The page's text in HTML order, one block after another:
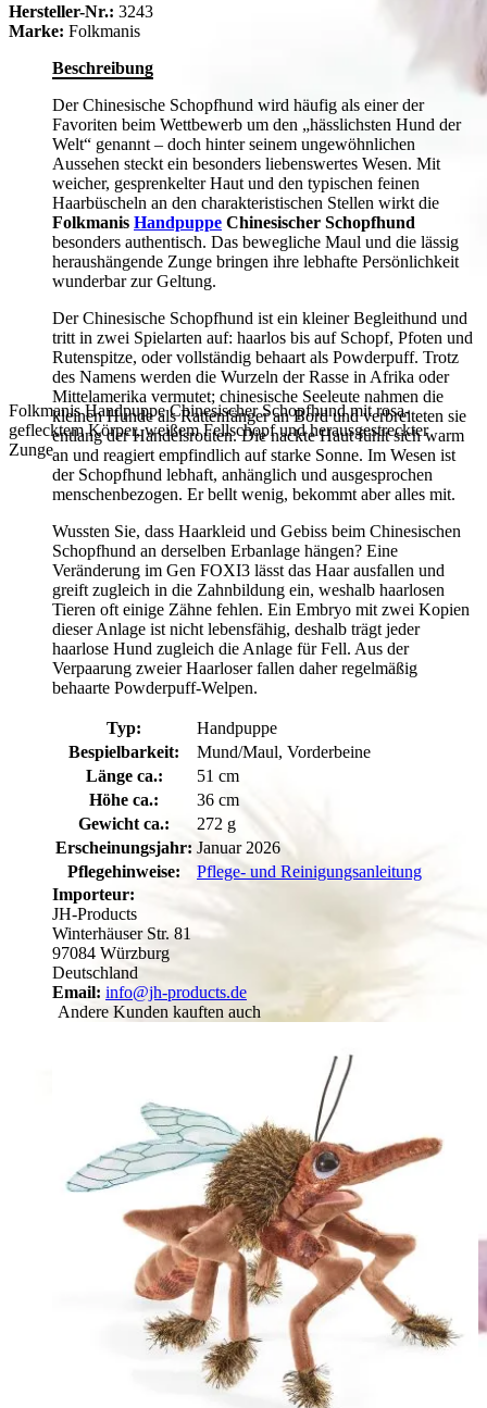
Folkmanis Handpuppe Chinesischer Schopfhund mit rosa-
geflecktem Körper, weißem Fellschopf und herausgestreckter
Zunge
Hersteller-Nr.: 3243
Marke: Folkmanis
Beschreibung
Der Chinesische Schopfhund wird häufig als einer der
Favoriten beim Wettbewerb um den „hässlichsten Hund der
Welt“ genannt – doch hinter seinem ungewöhnlichen
Aussehen steckt ein besonders liebenswertes Wesen. Mit
weicher, gesprenkelter Haut und den typischen feinen
Haarbüscheln an den charakteristischen Stellen wirkt die
Folkmanis Handpuppe Chinesischer Schopfhund
besonders authentisch. Das bewegliche Maul und die lässig
heraushängende Zunge bringen ihre lebhafte Persönlichkeit
wunderbar zur Geltung.
Der Chinesische Schopfhund ist ein kleiner Begleithund und
tritt in zwei Spielarten auf: haarlos bis auf Schopf, Pfoten und
Rutenspitze, oder vollständig behaart als Powderpuff. Trotz
des Namens werden die Wurzeln der Rasse in Afrika oder
Mittelamerika vermutet; chinesische Seeleute nahmen die
kleinen Hunde als Rattenfänger an Bord und verbreiteten sie
entlang der Handelsrouten. Die nackte Haut fühlt sich warm
an und reagiert empfindlich auf starke Sonne. Im Wesen ist
der Schopfhund lebhaft, anhänglich und ausgesprochen
menschenbezogen. Er bellt wenig, bekommt aber alles mit.
Wussten Sie, dass Haarkleid und Gebiss beim Chinesischen
Schopfhund an derselben Erbanlage hängen? Eine
Veränderung im Gen FOXI3 lässt das Haar ausfallen und
greift zugleich in die Zahnbildung ein, weshalb haarlosen
Tieren oft einige Zähne fehlen. Ein Embryo mit zwei Kopien
dieser Anlage ist nicht lebensfähig, deshalb trägt jeder
haarlose Hund zugleich die Anlage für Fell. Aus der
Verpaarung zweier Haarloser fallen daher regelmäßig
behaarte Powderpuff-Welpen.
Typ:
Handpuppe
Bespielbarkeit:
Mund/Maul, Vorderbeine
Länge ca.:
51 cm
Höhe ca.:
36 cm
Gewicht ca.:
272 g
Erscheinungsjahr: Januar 2026
Pflegehinweise:
Pflege- und Reinigungsanleitung
Importeur:
JH-Products
Winterhäuser Str. 81
97084 Würzburg
Deutschland
Email: info@jh-products.de
Andere Kunden kauften auch